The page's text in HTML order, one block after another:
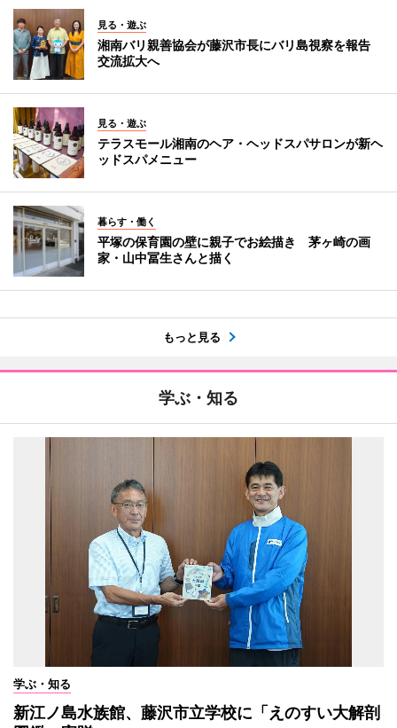
見る・遊ぶ
湘南バリ親善協会が藤沢市長にバリ島視察を報告
交流拡大へ
見る・遊ぶ
テラスモール湘南のヘア・ヘッドスパサロンが新ヘ
ッドスパメニュー
暮らす・働く
平塚の保育園の壁に親子でお絵描き 茅ヶ崎の画
家・山中冨生さんと描く
もっと見る
学ぶ・知る
学ぶ・知る
新江ノ島水族館、藤沢市立学校に「えのすい大解剖